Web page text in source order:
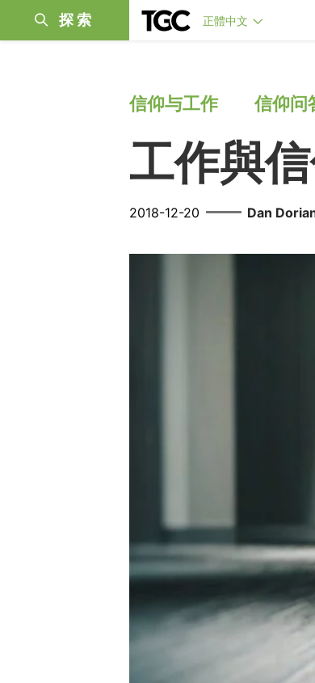
探索 正體中文
信仰与工作 信仰问
工作與
2018-12-20 —— Dan